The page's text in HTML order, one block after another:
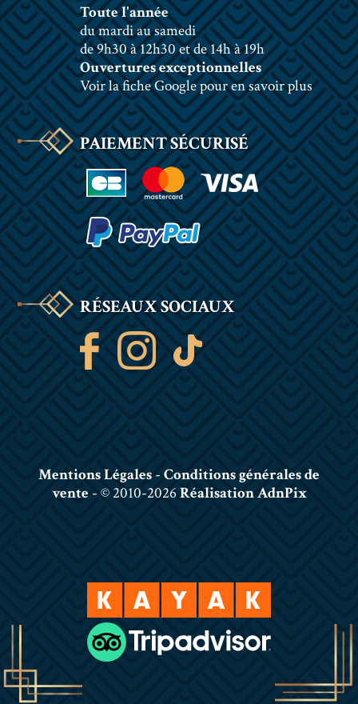
Toute l'année
du mardi au samedi
de 9h30 à 12h30 et de 14h à 19h
Ouvertures exceptionnelles
Voir la fiche Google pour en savoir plus
PAIEMENT SÉCURISÉ
RÉSEAUX SOCIAUX
Mentions Légales - Conditions générales de
vente - © 2010-2026Réalisation AdnPix